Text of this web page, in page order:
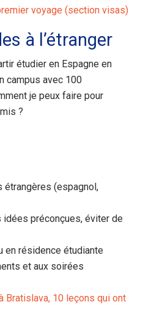
voyage (section visas)
à l’étranger
étudier en Espagne en
campus avec 100
je peux faire pour
?
étrangères (espagnol,
idées préconçues, éviter de
en résidence étudiante
et aux soirées
Bratislava, 10 leçons qui ont